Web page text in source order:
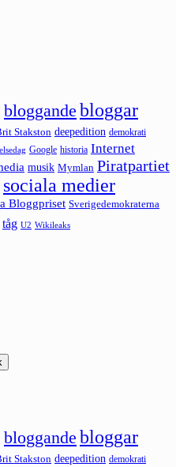
bloggande bloggar
Stakston deepedition demokrati
Google historia Internet
musik Mymlan Piratpartiet
sociala medier
Bloggpriset Sverigedemokraterna
tåg U2 Wikileaks
bloggande bloggar
Stakston deepedition demokrati